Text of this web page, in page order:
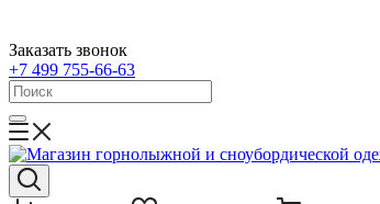
Заказать звонок
+7 499 755-66-63